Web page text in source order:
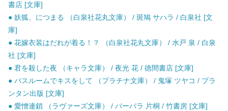
書店 [文庫]
● 妖狐、につまる （白泉社花丸文庫） / 斑鳩 サハラ / 白泉社 [文
庫]
● 花嫁衣装はだれが着る！？ （白泉社花丸文庫） / 水戸 泉 / 白泉
社 [文庫]
● 君を殺した夜 （キャラ文庫） / 夜光 花 / 徳間書店 [文庫]
● バスルームでキスをして （プラチナ文庫） / 鬼塚 ツヤコ / プラ
ンタン出版 [文庫]
● 愛憎連鎖 （ラヴァーズ文庫） / バーバラ 片桐 / 竹書房 [文庫]